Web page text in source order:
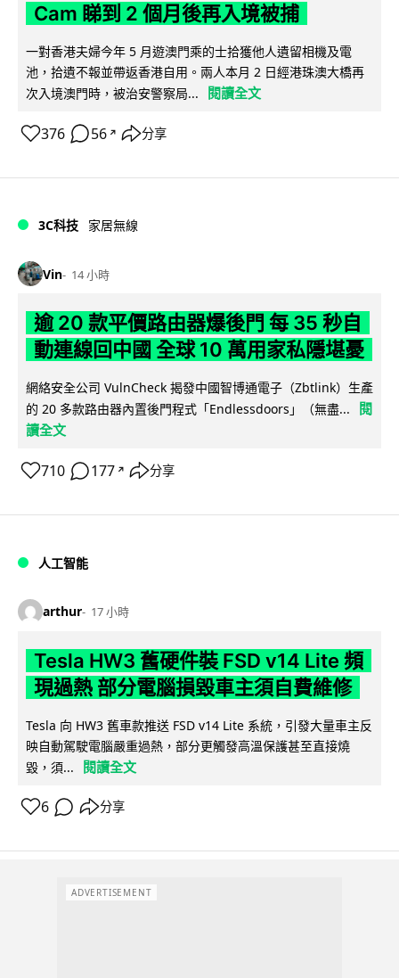
Cam 睇到 2 個月後再入境被捕
一對香港夫婦今年 5 月遊澳門乘的士拾獲他人遺留相機及電
池，拾遺不報並帶返香港自用。兩人本月 2 日經港珠澳大橋再
次入境澳門時，被治安警察局...
閱讀全文
376 56 ↗ 分享
3C科技 家居無線
Vin 14 小時
逾 20 款平價路由器爆後門 每 35 秒自
動連線回中國 全球 10 萬用家私隱堪憂
網絡安全公司 VulnCheck 揭發中國智博通電子（Zbtlink）生產
的 20 多款路由器內置後門程式「Endlessdoors」（無盡...
閱
讀全文
710 177 ↗ 分享
人工智能
arthur 17 小時
Tesla HW3 舊硬件裝 FSD v14 Lite 頻
現過熱 部分電腦損毀車主須自費維修
Tesla 向 HW3 舊車款推送 FSD v14 Lite 系統，引發大量車主反
映自動駕駛電腦嚴重過熱，部分更觸發高溫保護甚至直接燒
毀，須...
閱讀全文
6 分享
ADVERTISEMENT